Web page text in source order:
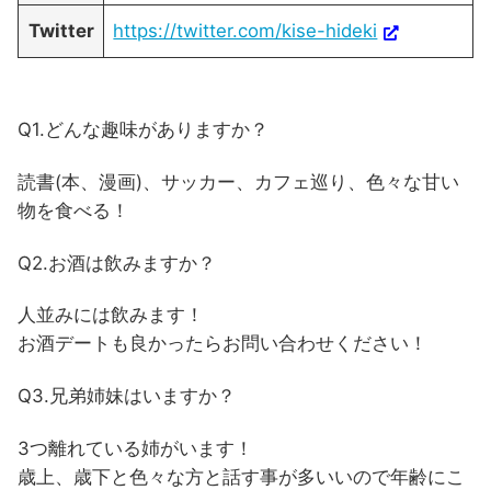
Twitter https://twitter.com/kise-hideki
Q1.どんな趣味がありますか？
読書(本、漫画)、サッカー、カフェ巡り、色々な甘い
物を食べる！
Q2.お酒は飲みますか？
人並みには飲みます！
お酒デートも良かったらお問い合わせください！
Q3.兄弟姉妹はいますか？
3つ離れている姉がいます！
歳上、歳下と色々な方と話す事が多いいので年齢にこ